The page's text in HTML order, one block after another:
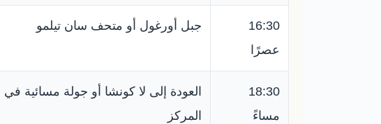
16:30
عصرًا
جبل أورغول أو متحف سان تيلمو
18:30
مساءً
العودة إلى لا كونشا أو جولة مسائية في
المركز